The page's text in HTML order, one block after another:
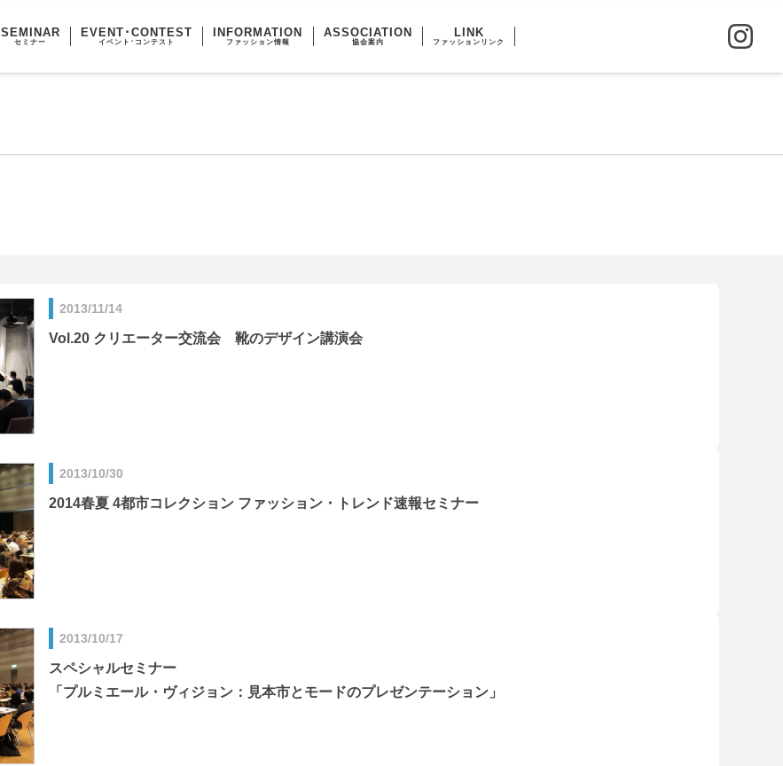
SEMINAR
セミナー
EVENT･CONTEST
イベント･コンテスト
INFORMATION
ファッション情報
ASSOCIATION
協会案内
LINK
ファッションリンク
2013/11/14
Vol.20 クリエーター交流会 靴のデザイン講演会
2013/10/30
2014春夏 4都市コレクション ファッション・トレンド速報セミナー
2013/10/17
スペシャルセミナー
「プルミエール・ヴィジョン：見本市とモードのプレゼンテーション」